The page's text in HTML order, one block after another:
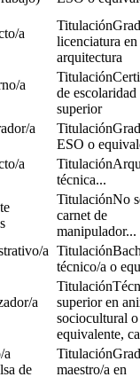
a
licenciatura en
arquitectura
a
de escolaridad
superior
a
ESO o
a
técnica...
No
carnet de
manipulador...
a
técnico/a o
a
superior en
sociocultural o
equivalente,
a
de
maestro/a en